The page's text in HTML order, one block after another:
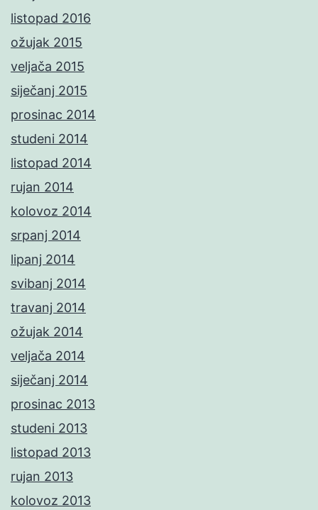
listopad 2016
ožujak 2015
veljača 2015
siječanj 2015
prosinac 2014
studeni 2014
listopad 2014
rujan 2014
kolovoz 2014
srpanj 2014
lipanj 2014
svibanj 2014
travanj 2014
ožujak 2014
veljača 2014
siječanj 2014
prosinac 2013
studeni 2013
listopad 2013
rujan 2013
kolovoz 2013